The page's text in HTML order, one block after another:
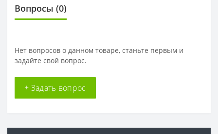
Вопросы (0)
Нет вопросов о данном товаре, станьте первым и
задайте свой вопрос.
+ Задать вопрос